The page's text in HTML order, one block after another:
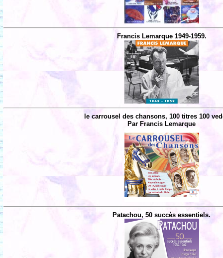
Francis Lemarque 1949-1959.
le carrousel des chansons, 100 titres 100
Par Francis Lemarque
Patachou, 50 succès essentiels.